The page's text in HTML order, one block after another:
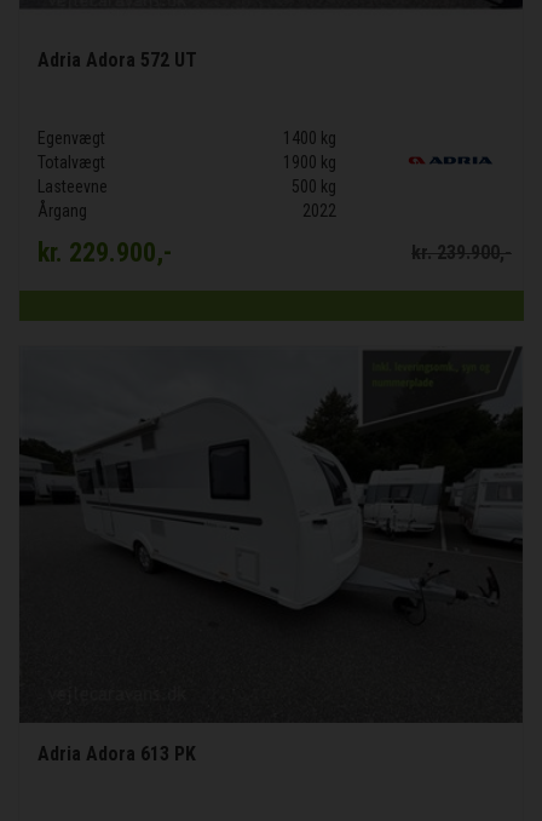
Adria Adora 572 UT
Egenvægt
1400 kg
Totalvægt
1900 kg
Lasteevne
500 kg
Årgang
2022
kr. 229.900,- kr.239.900,-
Adria Adora 613 PK